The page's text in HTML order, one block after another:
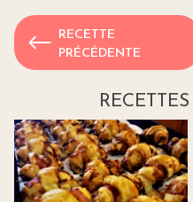
RECETTE
PRÉCÉDENTE